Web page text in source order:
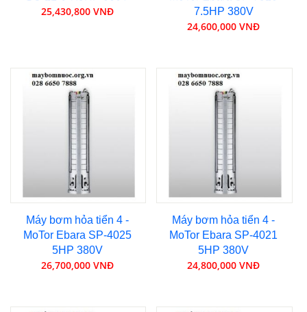
25,430,800 VNĐ
7.5HP 380V
24,600,000 VNĐ
Máy bơm hỏa tiển 4 -
MoTor Ebara SP-4025
5HP 380V
26,700,000 VNĐ
Máy bơm hỏa tiển 4 -
MoTor Ebara SP-4021
5HP 380V
24,800,000 VNĐ